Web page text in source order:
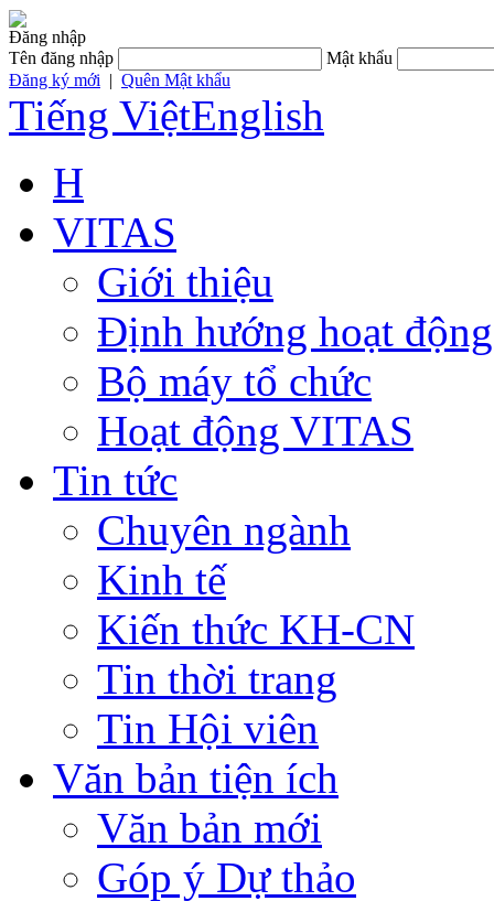
Đăng nhập
Tên đăng nhập
Mật khẩu
Đăng ký mới | Quên Mật khẩu
Tiếng ViệtEnglish
H
VITAS
Giới thiệu
Định hướng hoạt động
Bộ máy tổ chức
Hoạt động VITAS
Tin tức
Chuyên ngành
Kinh tế
Kiến thức KH-CN
Tin thời trang
Tin Hội viên
Văn bản tiện ích
Văn bản mới
Góp ý Dự thảo